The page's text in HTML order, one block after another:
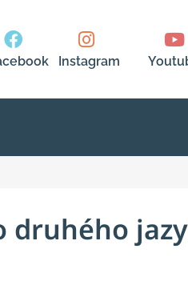
Instagram